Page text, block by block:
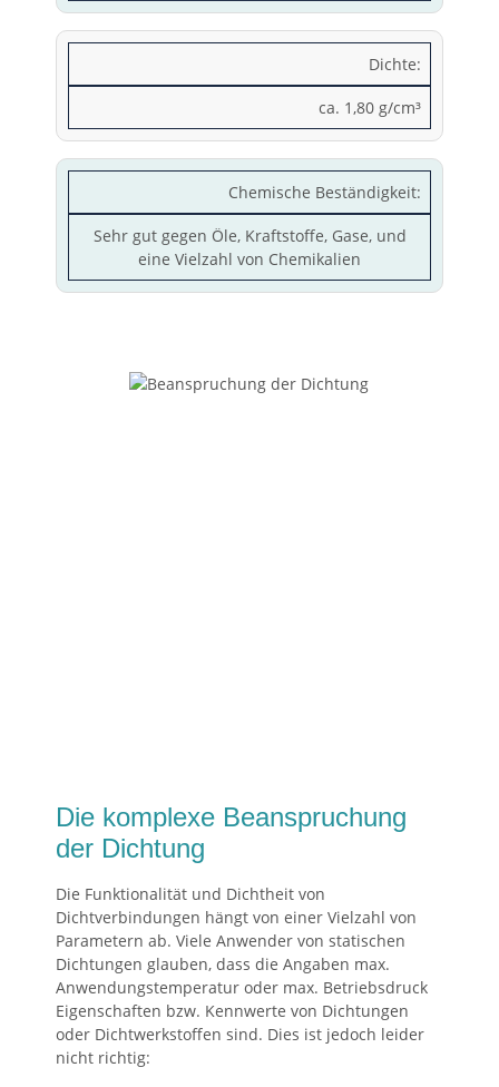
Dichte:
ca. 1,80 g/cm³
Chemische Beständigkeit:
Sehr gut gegen Öle, Kraftstoffe, Gase, und
eine Vielzahl von Chemikalien
Die komplexe Beanspruchung
der Dichtung
Die Funktionalität und Dichtheit von
Dichtverbindungen hängt von einer Vielzahl von
Parametern ab. Viele Anwender von statischen
Dichtungen glauben, dass die Angaben max.
Anwendungstemperatur oder max. Betriebsdruck
Eigenschaften bzw. Kennwerte von Dichtungen
oder Dichtwerkstoffen sind. Dies ist jedoch leider
nicht richtig: